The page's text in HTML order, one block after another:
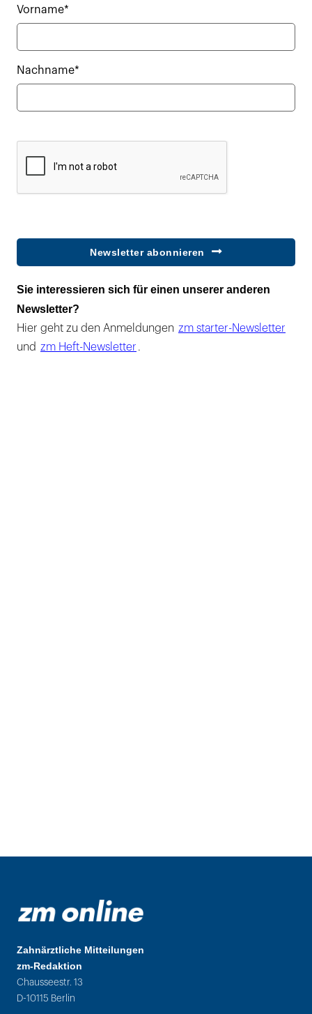
Vorname*
Nachname*
Newsletter abonnieren
Sie interessieren sich für einen unserer anderen
Newsletter?
Hier geht zu den Anmeldungen zm starter-Newsletter
und zm Heft-Newsletter .
Zahnärztliche Mitteilungen
zm-Redaktion
Chausseestr. 13
D-10115 Berlin